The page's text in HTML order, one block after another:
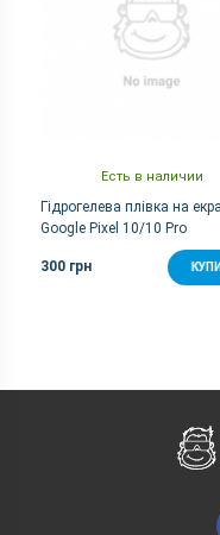
Есть в наличии
Гідрогелева плівка на
Google Pixel 10/10 Pro
300 грн